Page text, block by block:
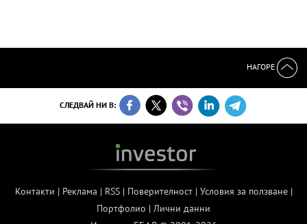
НАГОРЕ
СЛЕДВАЙ НИ В:
Контакти | Реклама | RSS| Поверителност| Условия за ползване|
Портфолио | Лични данни